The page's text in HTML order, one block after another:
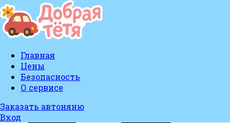
Главная
Цены
Безопасность
О сервисе
Заказать автоняню
Вход